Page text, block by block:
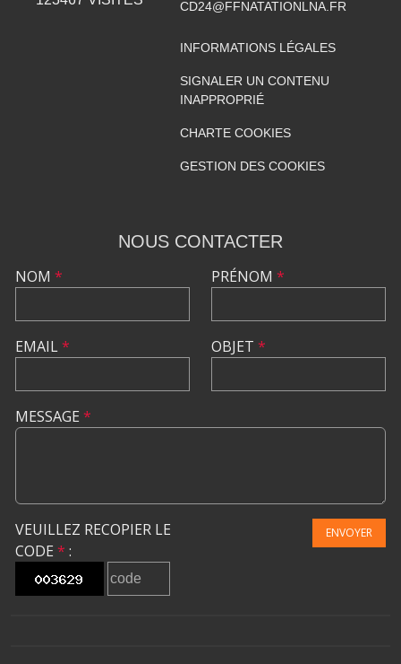
CD24@FFNATATIONLNA.FR
INFORMATIONS LÉGALES
SIGNALER UN CONTENU
INAPPROPRIÉ
CHARTE COOKIES
GESTION DES COOKIES
NOUS CONTACTER
NOM *
EMAIL*
PRÉNOM *
OBJET *
MESSAGE *
VEUILLEZ RECOPIER LE
CODE * :
ENVOYER